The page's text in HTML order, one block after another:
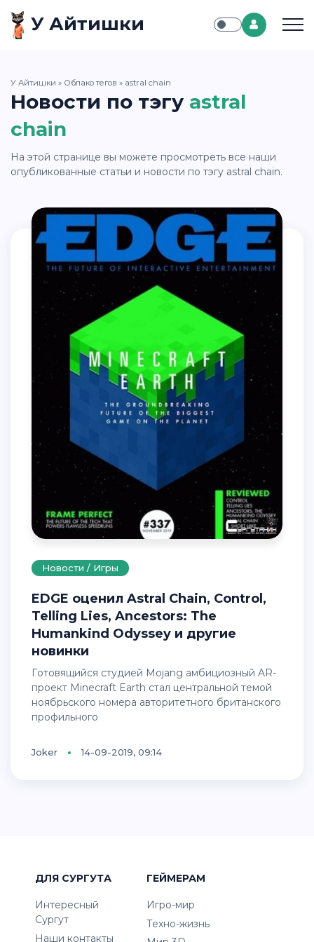
У Айтишки
У Айтишки » Облако тегов » astral chain
Новости по тэгу astral
chain
На этой странице вы можете просмотреть все наши
опубликованные статьи и новости по тэгу astral chain.
Новости / Игры
EDGE оценил Astral Chain, Control,
Telling Lies, Ancestors: The
Humankind Odyssey и другие
новинки
Готовящийся студией Mojang амбициозный AR-
проект Minecraft Earth стал центральной темой
ноябрьского номера авторитетного британского
профильного
Joker 14-09-2019, 09:14
ДЛЯ СУРГУТА
Интересный
Сургут
Наши контакты
ГЕЙМЕРАМ
Игро-мир
Техно-жизнь